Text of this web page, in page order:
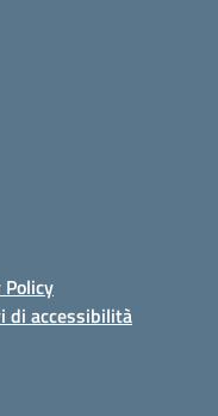
Policy
di accessibilità